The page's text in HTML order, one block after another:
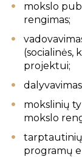
mokslo
rengimas;
(socialinės,
projektui;
mokslinių
mokslo
tarptautinių
programų